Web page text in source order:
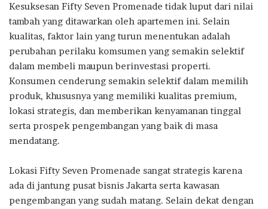
Kesuksesan Fifty Seven Promenade tidak luput dari nilai
tambah yang ditawarkan oleh apartemen ini. Selain
kualitas, faktor lain yang turun menentukan adalah
perubahan perilaku komsumen yang semakin selektif
dalam membeli maupun berinvestasi properti.
Konsumen cenderung semakin selektif dalam memilih
produk, khususnya yang memiliki kualitas premium,
lokasi strategis, dan memberikan kenyamanan tinggal
serta prospek pengembangan yang baik di masa
mendatang.
Lokasi Fifty Seven Promenade sangat strategis karena
ada di jantung pusat bisnis Jakarta serta kawasan
pengembangan yang sudah matang. Selain dekat dengan